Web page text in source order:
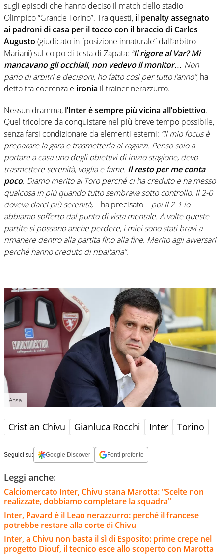
sugli episodi che hanno deciso il match dello stadio
Olimpico “Grande Torino”. Tra questi, il penalty assegnato
ai padroni di casa per il tocco con il braccio di Carlos
Augusto (giudicato in “posizione innaturale” dall’arbitro
Mariani) sul colpo di testa di Zapata: “Il rigore al Var? Mi
mancavano gli occhiali, non vedevo il monitor… Non
parlo di arbitri e decisioni, ho fatto così per tutto l’anno”, ha
detto tra coerenza e ironia il trainer nerazzurro.
Nessun dramma, l’Inter è sempre più vicina all’obiettivo.
Quel tricolore da conquistare nel più breve tempo possibile,
senza farsi condizionare da elementi esterni: “Il mio focus è
preparare la gara e trasmetterla ai ragazzi. Penso solo a
portare a casa uno degli obiettivi di inizio stagione, devo
trasmettere serenità, voglia e fame. Il resto per me conta
poco. Diamo merito al Toro perché ci ha creduto e ha messo
qualcosa in più quando tutto sembrava sotto controllo. Il 2-0
doveva darci più serenità,– ha precisato – poi il 2-1 lo
abbiamo sofferto dal punto di vista mentale. A volte queste
partite si possono anche perdere, i miei sono stati bravi a
rimanere dentro alla partita fino alla fine. Merito agli avversari
perché hanno creduto di ribaltarla”.
Ansa
Cristian Chivu Gianluca Rocchi Inter Torino
Seguici su: Google Discover Fonti preferite
Leggi anche:
Calciomercato Inter, Chivu stana Marotta: "Scelte non
realizzate, dobbiamo completare la squadra"
Inter, Pavard è il Leao nerazzurro: perché il francese
potrebbe restare alla corte di Chivu
Inter, a Chivu non basta il sì di Esposito: prime crepe nel
progetto Diouf, il tecnico esce allo scoperto con Marotta